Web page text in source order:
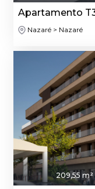
Apartamento
Nazaré > Nazaré
209,55 m²